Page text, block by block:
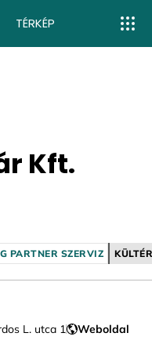
TÉRKÉP
Kft.
PARTNER SZERVIZ
L. utca 1 Weboldal